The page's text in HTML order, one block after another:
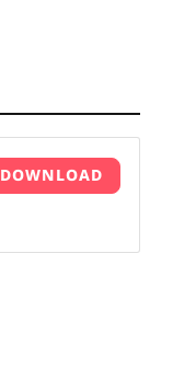
DOWNLOAD